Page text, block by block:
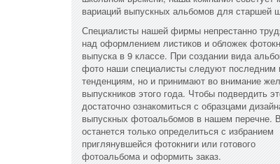
вариаций выпускных альбомов для старшей
Специалисты нашей фирмы непрестанно
над оформлением листиков и обложек
выпуска в 9 классе. При создании вида
фото наши специалисты следуют
тенденциям, но и принимают во внимание
выпускников этого года. Чтобы подвердить
достаточно ознакомиться с образцами
выпускных фотоальбомов в нашем перечне.
останется только определиться с избранием
приглянувшейся фотокниги или готового
фотоальбома и оформить заказ.